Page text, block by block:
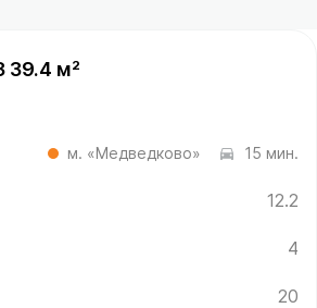
39.4 м²
м. «Медведково» 15 мин.
12.2
4
20